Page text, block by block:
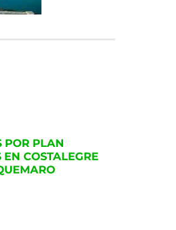
POR PLAN
COSTALEGRE